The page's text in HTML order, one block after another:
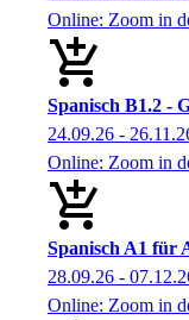
Online: Zoom in
Spanisch B1.2 -
24.09.26 -
Online: Zoom in
Spanisch A1 für
28.09.26 -
Online: Zoom in